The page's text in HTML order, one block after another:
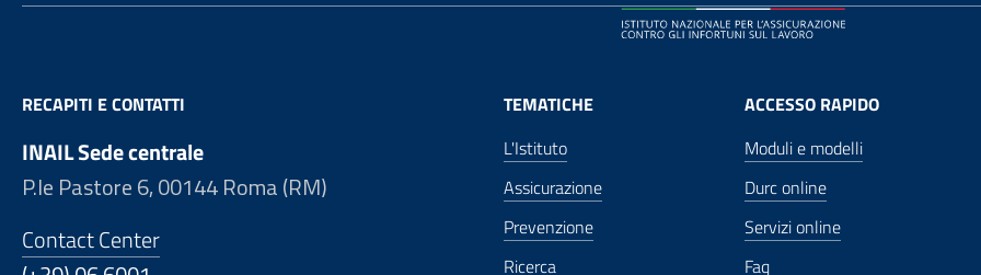
RECAPITI E CONTATTI
INAIL Sede centrale
P.le Pastore 6, 00144 Roma (RM)
Contact Center
TEMATICHE
L'Istituto
Assicurazione
Prevenzione
Ricerca
ACCESSO RAPIDO
Moduli e modelli
Durc online
Servizi online
Faq